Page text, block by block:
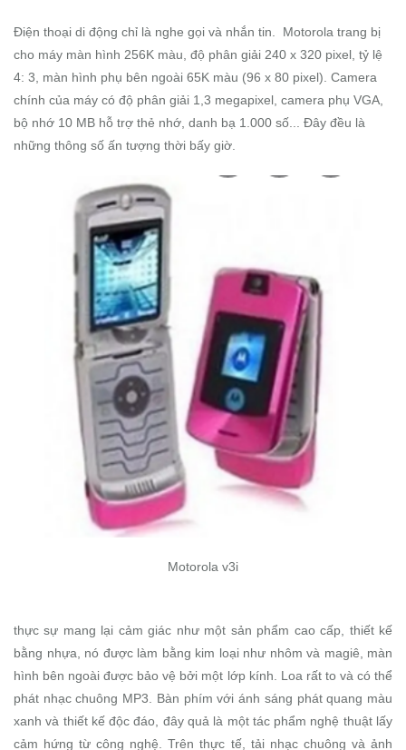
Điện thoại di động chỉ là nghe gọi và nhắn tin. Motorola trang bị
cho máy màn hình 256K màu, độ phân giải 240 x 320 pixel, tỷ lệ
4: 3, màn hình phụ bên ngoài 65K màu (96 x 80 pixel). Camera
chính của máy có độ phân giải 1,3 megapixel, camera phụ VGA,
bộ nhớ 10 MB hỗ trợ thẻ nhớ, danh bạ 1.000 số... Đây đều là
những thông số ấn tượng thời bấy giờ.
Motorola v3i
thực sự mang lại cảm giác như một sản phẩm cao cấp, thiết kế
bằng nhựa, nó được làm bằng kim loại như nhôm và magiê, màn
hình bên ngoài được bảo vệ bởi một lớp kính. Loa rất to và có thể
phát nhạc chuông MP3. Bàn phím với ánh sáng phát quang màu
xanh và thiết kế độc đáo, đây quả là một tác phẩm nghệ thuật lấy
cảm hứng từ công nghệ. Trên thực tế, tải nhạc chuông và ảnh